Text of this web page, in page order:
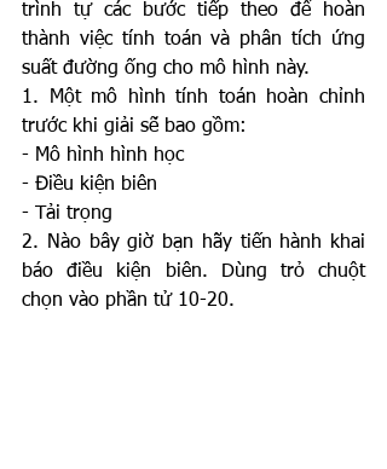
trình tự các bước tiếp theo để hoàn
thành việc tính toán và phân tích ứng
suất đường ống cho mô hình này.
1. Một mô hình tính toán hoàn chỉnh
trước khi giải sẽ bao gồm:
- Mô hình hình học
- Điều kiện biên
- Tải trọng
2. Nào bây giờ bạn hãy tiến hành khai
báo điều kiện biên. Dùng trỏ chuột
chọn vào phần tử 10-20.